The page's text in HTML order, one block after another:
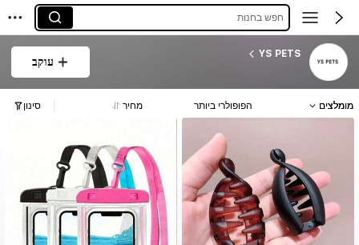
חפש בחנות
YS PETS
עוקב
מומלצים הפופולרי ביותר מחיר סינון